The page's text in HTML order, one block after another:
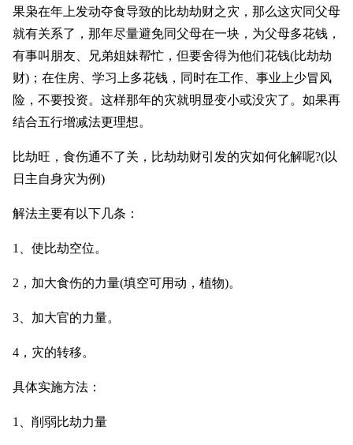
果枭在年上发动夺食导致的比劫劫财之灾，那么这灾同父母
就有关系了，那年尽量避免同父母在一块，为父母多花钱，
有事叫朋友、兄弟姐妹帮忙，但要舍得为他们花钱(比劫劫
财)；在住房、学习上多花钱，同时在工作、事业上少冒风
险，不要投资。这样那年的灾就明显变小或没灾了。如果再
结合五行增减法更理想。
比劫旺，食伤通不了关，比劫劫财引发的灾如何化解呢?(以
日主自身灾为例)
解法主要有以下几条：
1、使比劫空位。
2，加大食伤的力量(填空可用动，植物)。
3、加大官的力量。
4，灾的转移。
具体实施方法：
1、削弱比劫力量